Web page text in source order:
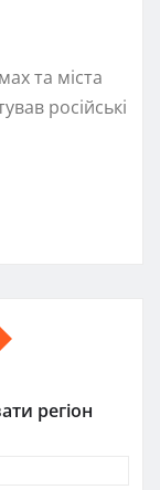
та міста
російські
регіон